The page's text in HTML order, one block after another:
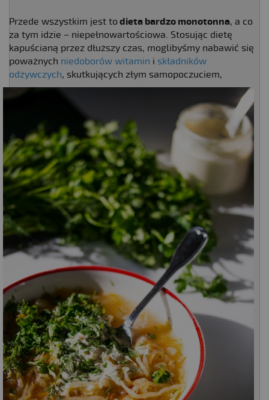
Przede wszystkim jest to dieta bardzo monotonna, a co
za tym idzie – niepełnowartościowa. Stosując dietę
kapuścianą przez dłuższy czas, moglibyśmy nabawić się
poważnych niedoborów witamin i składników
odżywczych, skutkujących złym samopoczuciem,